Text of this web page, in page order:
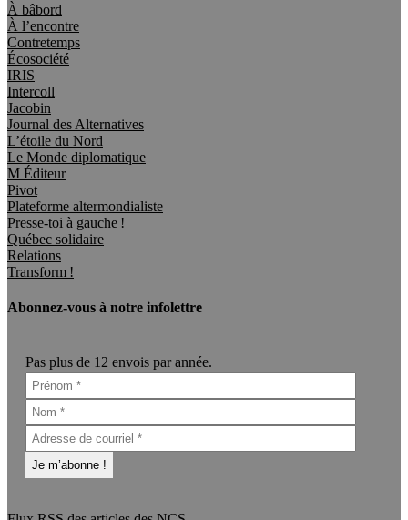
À bâbord
À l’encontre
Contretemps
Écosociété
IRIS
Intercoll
Jacobin
Journal des Alternatives
L’étoile du Nord
Le Monde diplomatique
M Éditeur
Pivot
Plateforme altermondialiste
Presse-toi à gauche !
Québec solidaire
Relations
Transform !
Abonnez-vous à notre infolettre
Pas plus de 12 envois par année.